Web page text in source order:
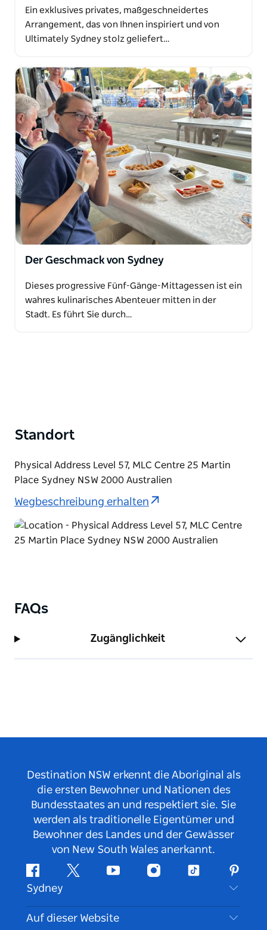
Ein exklusives privates, maßgeschneidertes
Arrangement, das von Ihnen inspiriert und von
Ultimately Sydney stolz geliefert…
Der Geschmack von Sydney
Dieses progressive Fünf-Gänge-Mittagessen ist ein
wahres kulinarisches Abenteuer mitten in der
Stadt. Es führt Sie durch…
Standort
Physical Address Level 57, MLC Centre 25 Martin
Place Sydney NSW 2000 Australien
Wegbeschreibung erhalten
FAQs
Zugänglichkeit
Destination NSW erkennt die Aboriginal als
die ersten Bewohner und Nationen des
Bundesstaates an und respektiert sie. Sie
werden als traditionelle Eigentümer und
Bewohner des Landes und der Gewässer
von New South Wales anerkannt.
FacebookTwitter YouTubeInstagramTikTok
Sydney
Kontaktieren Sie uns
Auf dieser Website